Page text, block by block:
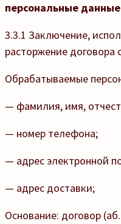
персональные
3.3.1 Заключение,
расторжение договора
Обрабатываемые
— фамилия, имя,
— номер телефона;
— адрес электронной
— адрес доставки;
Основание: договор